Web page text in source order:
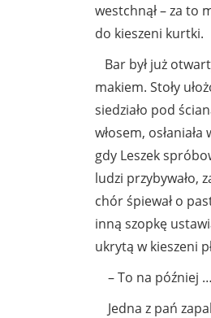
westchnął – za to
do kieszeni kurtki.
Bar był już
makiem. Stoły
siedziało pod
włosem,
gdy Leszek
ludzi przybywało,
chór śpiewał o
inną szopkę
ukrytą w kieszeni
– To na później
Jedna z pań